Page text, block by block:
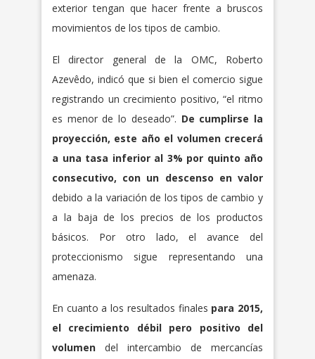
exterior tengan que hacer frente a bruscos
movimientos de los tipos de cambio.
El director general de la OMC, Roberto
Azevêdo, indicó que si bien el comercio sigue
registrando un crecimiento positivo, “el ritmo
es menor de lo deseado”. De cumplirse la
proyección, este año el volumen crecerá
a una tasa inferior al 3% por quinto año
consecutivo, con un descenso en valor
debido a la variación de los tipos de cambio y
a la baja de los precios de los productos
básicos. Por otro lado, el avance del
proteccionismo sigue representando una
amenaza.
En cuanto a los resultados finales para 2015,
el crecimiento débil pero positivo del
volumen del intercambio de mercancías